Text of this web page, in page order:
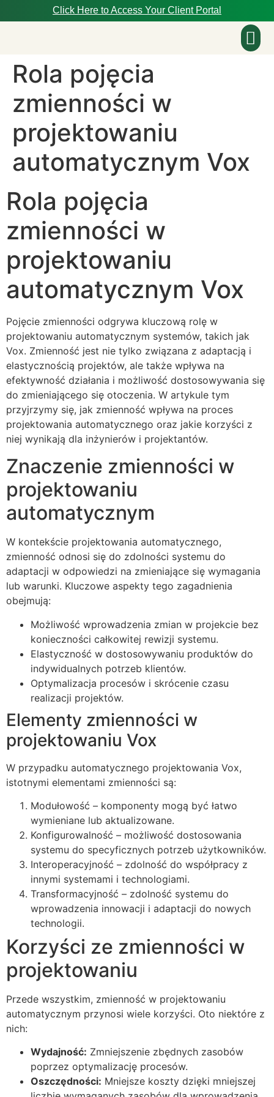
Click Here to Access Your Client Portal
Rola pojęcia
zmienności w
projektowaniu
automatycznym Vox
Rola pojęcia
zmienności w
projektowaniu
automatycznym Vox
Pojęcie zmienności odgrywa kluczową rolę w
projektowaniu automatycznym systemów, takich jak
Vox. Zmienność jest nie tylko związana z adaptacją i
elastycznością projektów, ale także wpływa na
efektywność działania i możliwość dostosowywania się
do zmieniającego się otoczenia. W artykule tym
przyjrzymy się, jak zmienność wpływa na proces
projektowania automatycznego oraz jakie korzyści z
niej wynikają dla inżynierów i projektantów.
Znaczenie zmienności w
projektowaniu
automatycznym
W kontekście projektowania automatycznego,
zmienność odnosi się do zdolności systemu do
adaptacji w odpowiedzi na zmieniające się wymagania
lub warunki. Kluczowe aspekty tego zagadnienia
obejmują:
Możliwość wprowadzenia zmian w projekcie bez
konieczności całkowitej rewizji systemu.
Elastyczność w dostosowywaniu produktów do
indywidualnych potrzeb klientów.
Optymalizacja procesów i skrócenie czasu
realizacji projektów.
Elementy zmienności w
projektowaniu Vox
W przypadku automatycznego projektowania Vox,
istotnymi elementami zmienności są:
Modułowość – komponenty mogą być łatwo
wymieniane lub aktualizowane.
Konfigurowalność – możliwość dostosowania
systemu do specyficznych potrzeb użytkowników.
Interoperacyjność – zdolność do współpracy z
innymi systemami i technologiami.
Transformacyjność – zdolność systemu do
wprowadzenia innowacji i adaptacji do nowych
technologii.
Korzyści ze zmienności w
projektowaniu
Przede wszystkim, zmienność w projektowaniu
automatycznym przynosi wiele korzyści. Oto niektóre z
nich:
Wydajność: Zmniejszenie zbędnych zasobów
poprzez optymalizację procesów.
Oszczędności: Mniejsze koszty dzięki mniejszej